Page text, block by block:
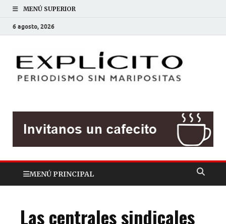
MENÚ SUPERIOR
6 agosto, 2026
MENÚ PRINCIPAL
Las centrales sindicales